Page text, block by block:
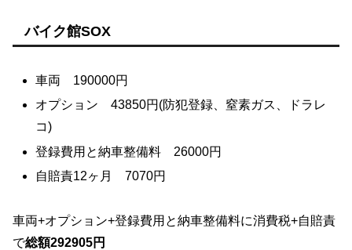
バイク館SOX
車両 190000円
オプション 43850円(防犯登録、窒素ガス、ドラレ
コ)
登録費用と納車整備料 26000円
自賠責12ヶ月 7070円
車両+オプション+登録費用と納車整備料に消費税+自賠責
で総額292905円